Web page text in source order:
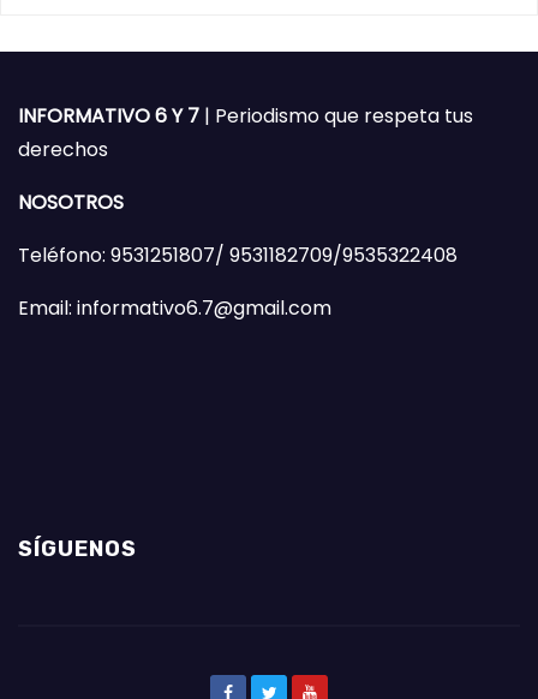
INFORMATIVO 6 Y 7 | Periodismo que respeta tus
derechos
NOSOTROS
Teléfono: 9531251807/ 9531182709/9535322408
Email: informativo6.7@gmail.com
SÍGUENOS